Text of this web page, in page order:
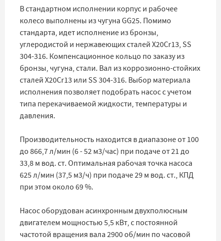
В стандартном исполнении корпус и рабочее
колесо выполнены из чугуна GG25. Помимо
стандарта, идет исполнение из бронзы,
углеродистой и нержавеющих сталей X20Cr13, SS
304-316. Компенсационное кольцо по заказу из
бронзы, чугуна, стали. Вал из коррозионно-стойких
сталей X20Cr13 или SS 304-316. Выбор материала
исполнения позволяет подобрать насос с учетом
типа перекачиваемой жидкости, температуры и
давления.
Производительность находится в диапазоне от 100
до 866,7 л/мин (6 - 52 м3/час) при подаче от 21 до
33,8 м вод. ст. Оптимальная рабочая точка насоса
625 л/мин (37,5 м3/ч) при подаче 29 м вод. ст., КПД
при этом около 69 %.
Насос оборудован асинхронным двухполюсным
двигателем мощностью 5,5 кВт, с постоянной
частотой вращения вала 2900 об/мин по часовой